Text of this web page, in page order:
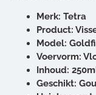
Merk: Tetra
Product:
Model:
Voervorm:
Inhoud:
Geschikt: